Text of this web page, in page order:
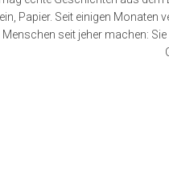
Papier. Seit einigen
Menschen seit jeher machen: